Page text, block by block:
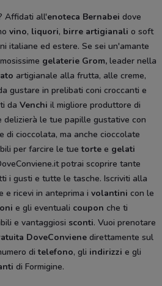
Affidati all'enoteca Bernabei dove
vino, liquori, birre artigianali o soft
italiane ed estere. Se sei un'amante
gelaterie Grom, leader nella
artigianale alla frutta, alle creme,
gustare in prelibati coni croccanti e
da Venchi il migliore produttore di
delizierà le tue papille gustative con
di cioccolata, ma anche cioccolate
per farcire le tuetorte e gelati
potrai scoprire tante
i gusti e tutte le tasche. Iscriviti alla
e ricevi in anteprima i volantini con le
e gli eventuali coupon che ti
e vantaggiosi sconti. Vuoi prenotare
DoveConviene direttamente sul
ditelefono, gli indirizzi e gli
di Formigine.